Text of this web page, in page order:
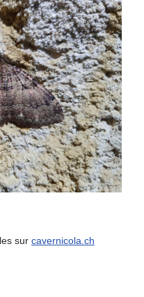
sur cavernicola.ch